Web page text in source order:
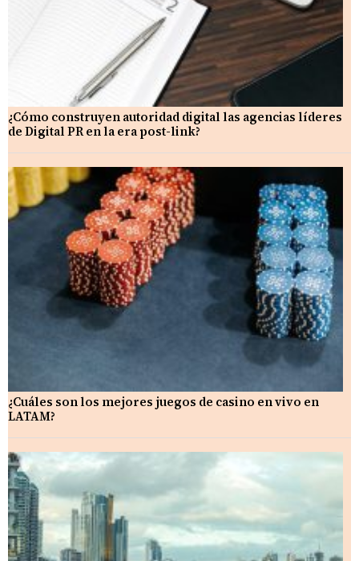
¿Cómo construyen autoridad digital las agencias líderes
de Digital PR en la era post-link?
¿Cuáles son los mejores juegos de casino en vivo en
LATAM?